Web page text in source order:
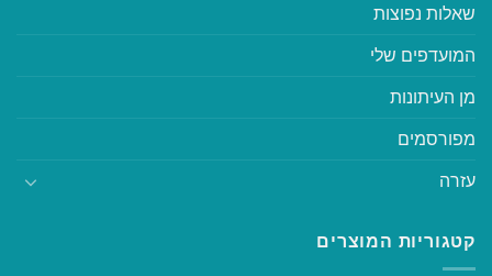
שאלות נפוצות
המועדפים שלי
מן העיתונות
מפורסמים
עזרה
קטגוריות המוצרים